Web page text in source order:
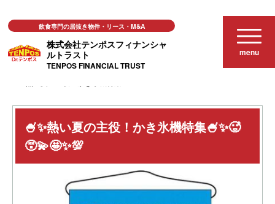
株式会社テンポスフィナンシャ
ルトラスト
TENPOS FINANCIAL TRUST
飲食専門の居抜き物件・リース・M&A
menu
ニュース＆トレンド
🍧✨熱い夏の主役！かき氷機特集🍧✨🥵
😵‍💫🤩✨💯